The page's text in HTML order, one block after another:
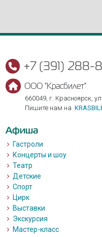
+7 (391) 288-
ООО "Красбилет"
660049, г. Красноярск,
Пишите нам на
Афиша
Гастроли
Концерты и шоу
Театр
Детские
Спорт
Цирк
Выставки
Экскурсия
Мастер-класс